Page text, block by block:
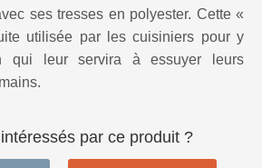
ses tresses en polyester. Cette «
utilisée par les cuisiniers pour y
qui leur servira à essuyer leurs
par ce produit ?